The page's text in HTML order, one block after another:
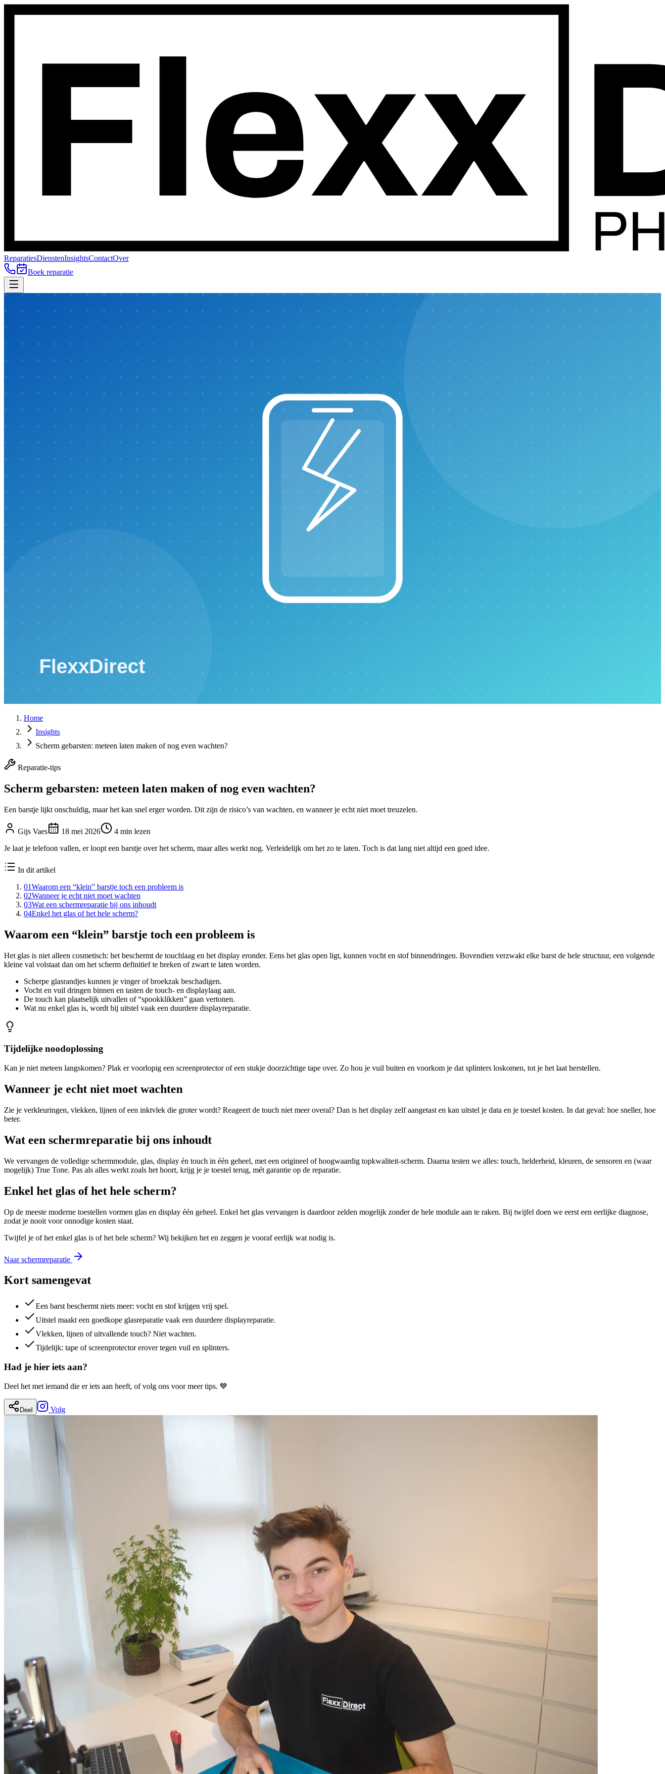
ReparatiesDienstenInsightsContactOver
Boek reparatie
Home
Insights
Scherm gebarsten: meteen laten maken of nog even wachten?
Reparatie-tips
Scherm gebarsten: meteen laten maken of nog even wachten?
Een barstje lijkt onschuldig, maar het kan snel erger worden. Dit zijn de risico’s van wachten, en wanneer je echt niet moet treuzelen.
Gijs Vaes 18 mei 2026 4 min lezen
Je laat je telefoon vallen, er loopt een barstje over het scherm, maar alles werkt nog. Verleidelijk om het zo te laten. Toch is dat lang niet altijd een goed idee.
In dit artikel
01Waarom een “klein” barstje toch een probleem is
02Wanneer je echt niet moet wachten
03Wat een schermreparatie bij ons inhoudt
04Enkel het glas of het hele scherm?
Waarom een “klein” barstje toch een probleem is
Het glas is niet alleen cosmetisch: het beschermt de touchlaag en het display eronder. Eens het glas open ligt, kunnen vocht en stof binnendringen. Bovendien verzwakt elke barst de hele structuur, een volgende
kleine val volstaat dan om het scherm definitief te breken of zwart te laten worden.
Scherpe glasrandjes kunnen je vinger of broekzak beschadigen.
Vocht en vuil dringen binnen en tasten de touch- en displaylaag aan.
De touch kan plaatselijk uitvallen of “spookklikken” gaan vertonen.
Wat nu enkel glas is, wordt bij uitstel vaak een duurdere displayreparatie.
Tijdelijke noodoplossing
Kan je niet meteen langskomen? Plak er voorlopig een screenprotector of een stukje doorzichtige tape over. Zo hou je vuil buiten en voorkom je dat splinters loskomen, tot je het laat herstellen.
Wanneer je echt niet moet wachten
Zie je verkleuringen, vlekken, lijnen of een inktvlek die groter wordt? Reageert de touch niet meer overal? Dan is het display zelf aangetast en kan uitstel je data en je toestel kosten. In dat geval: hoe sneller, hoe
beter.
Wat een schermreparatie bij ons inhoudt
We vervangen de volledige schermmodule, glas, display én touch in één geheel, met een origineel of hoogwaardig topkwaliteit-scherm. Daarna testen we alles: touch, helderheid, kleuren, de sensoren en (waar
mogelijk) True Tone. Pas als alles werkt zoals het hoort, krijg je je toestel terug, mét garantie op de reparatie.
Enkel het glas of het hele scherm?
Op de meeste moderne toestellen vormen glas en display één geheel. Enkel het glas vervangen is daardoor zelden mogelijk zonder de hele module aan te raken. Bij twijfel doen we eerst een eerlijke diagnose,
zodat je nooit voor onnodige kosten staat.
Twijfel je of het enkel glas is of het hele scherm? Wij bekijken het en zeggen je vooraf eerlijk wat nodig is.
Naar schermreparatie
Kort samengevat
Een barst beschermt niets meer: vocht en stof krijgen vrij spel.
Uitstel maakt een goedkope glasreparatie vaak een duurdere displayreparatie.
Vlekken, lijnen of uitvallende touch? Niet wachten.
Tijdelijk: tape of screenprotector erover tegen vuil en splinters.
Had je hier iets aan?
Deel het met iemand die er iets aan heeft, of volg ons voor meer tips. 💙
Deel Volg